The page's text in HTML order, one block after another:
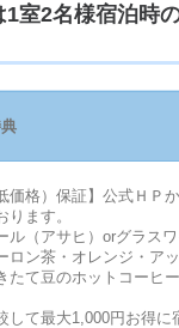
室2名様宿泊時
価格）保証】公式ＨＰ
ます。
（アサヒ）orグラス
ロン茶・オレンジ・ア
たて豆のホットコーヒ
て最大1,000円お得に